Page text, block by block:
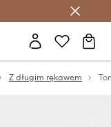
Z długim rękawem